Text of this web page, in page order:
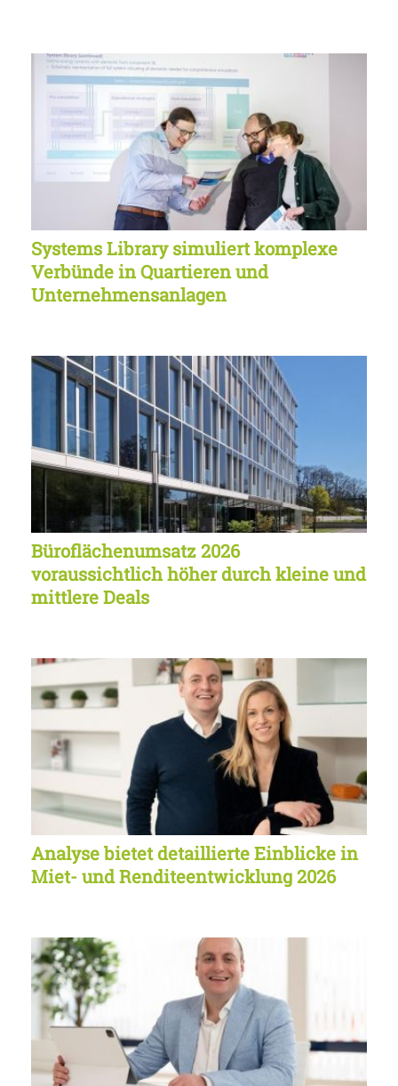
Systems Library simuliert komplexe
Verbünde in Quartieren und
Unternehmensanlagen
Büroflächenumsatz 2026
voraussichtlich höher durch kleine und
mittlere Deals
Analyse bietet detaillierte Einblicke in
Miet- und Renditeentwicklung 2026